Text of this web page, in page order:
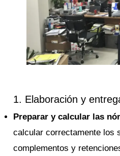
1. Elaboración y
Preparar y calcular las
calcular correctamente los
complementos y